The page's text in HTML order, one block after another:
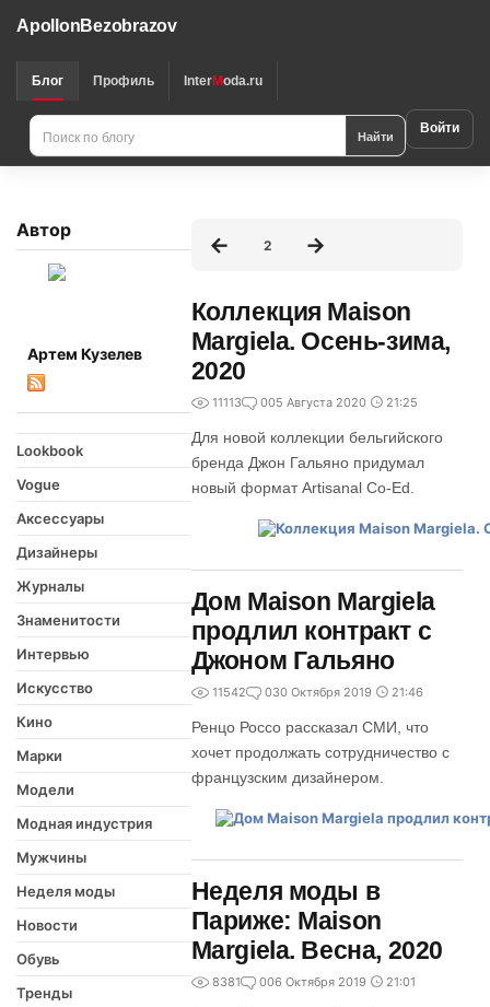
ApollonBezobrazov
Блог Профиль InterModa.ru
Найти Войти
Автор
Артем Кузелев
Lookbook
Vogue
Аксессуары
Дизайнеры
Журналы
Знаменитости
Интервью
Искусство
Кино
Марки
Модели
Модная индустрия
Мужчины
Неделя моды
Новости
Обувь
Тренды
2
Коллекция Maison
Margiela. Осень-зима,
2020
11113 005 Августа 2020 21:25
Для новой коллекции бельгийского
бренда Джон Гальяно придумал
новый формат Artisanal Co-Ed.
Дом Maison Margiela
продлил контракт с
Джоном Гальяно
11542 030 Октября 2019 21:46
Ренцо Россо рассказал СМИ, что
хочет продолжать сотрудничество с
французским дизайнером.
Неделя моды в
Париже: Maison
Margiela. Весна, 2020
8381 006 Октября 2019 21:01